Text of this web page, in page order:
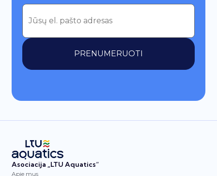
PRENUMERUOTI
Asociacija „LTU Aquatics“
Apie mus